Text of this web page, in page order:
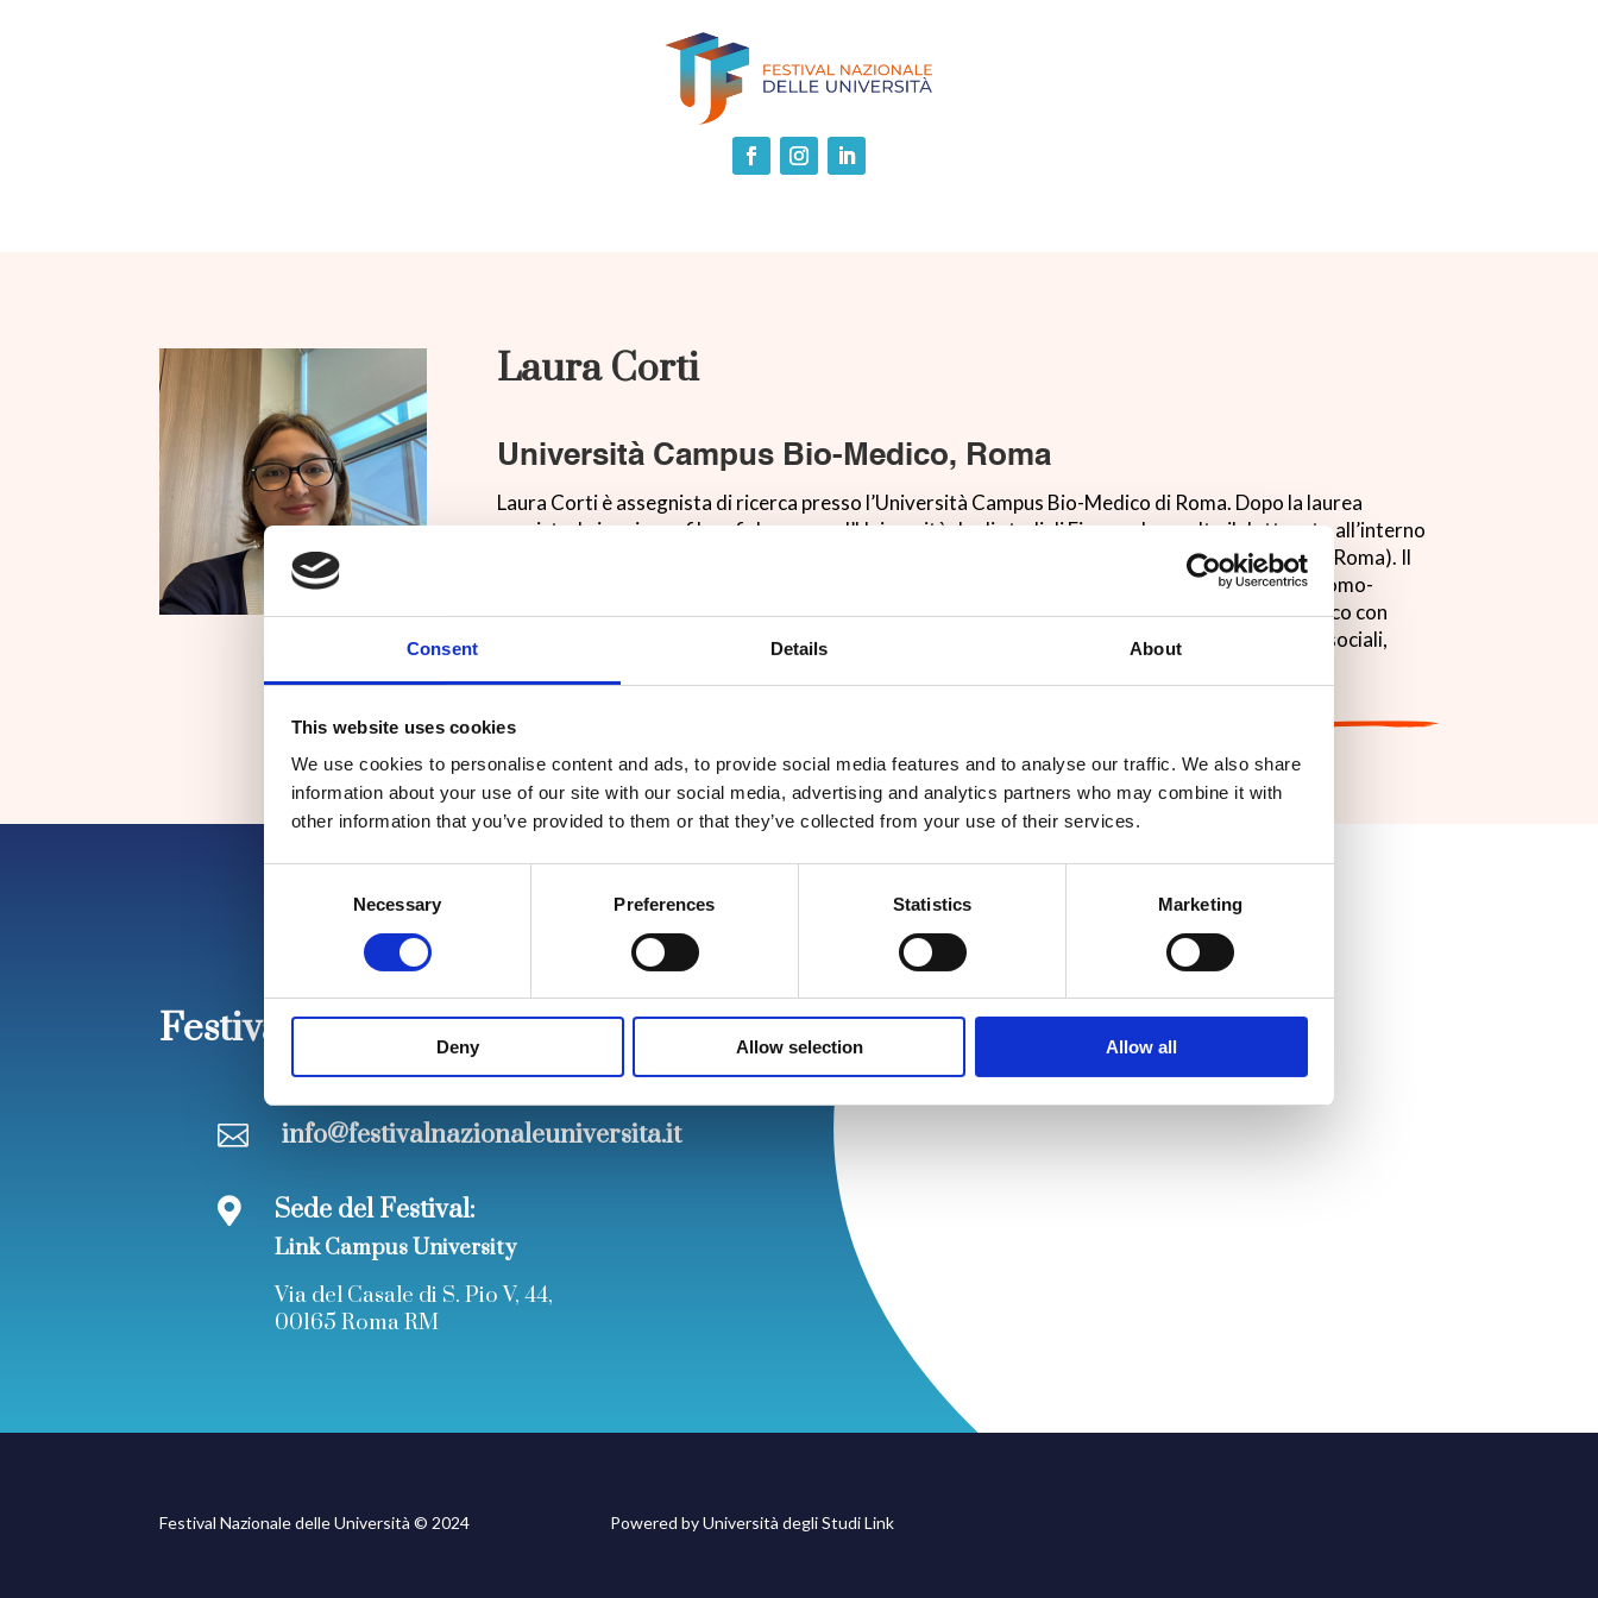
Consent Details About
This website uses cookies
We use cookies to personalise content and ads, to provide social media features and to analyse our traffic. We also share
information about your use of our site with our social media, advertising and analytics partners who may combine it with
other information that you’ve provided to them or that they’ve collected from your use of their services.
Necessary Preferences Statistics Marketing
Deny Allow selection Allow all
Laura Corti
Università Campus Bio-Medico, Roma
Laura Corti è assegnista di ricerca presso l’Università Campus Bio-Medico di Roma. Dopo la laurea
magistrale in scienze filosofiche presso l’Università degli studi di Firenze, ha svolto il dottorato all’interno
dell’Unità di Ricerca Filosofia della scienza e sviluppo umano (Università Campus Bio-Medico di Roma). Il
suo lavoro di ricerca attuale si concentra sugli aspetti epistemologici ed etici dell’interazione uomo-
macchina. Si occupa principalmente di epistemologia e filosofia dell’agire scientifico e tecnologico con
particolare riferimento alle nuove tecnologie, quale protesi sensibili, sistemi intelligenti, robot sociali,
Festival Nazionale delle Università
 info@festivalnazionaleuniversita.it
 Sede del Festival:
Link Campus University
Via del Casale di S. Pio V, 44,
00165 Roma RM
Festival Nazionale delle Università © 2024 Powered byUniversità degli Studi Link